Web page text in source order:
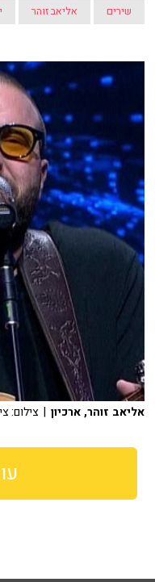
שירים אליאב זוהר
אליאב זוהר, ארכיון | צילום: